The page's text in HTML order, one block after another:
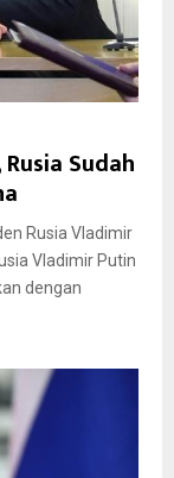
Sudah
Rusia Vladimir
Vladimir Putin
dengan